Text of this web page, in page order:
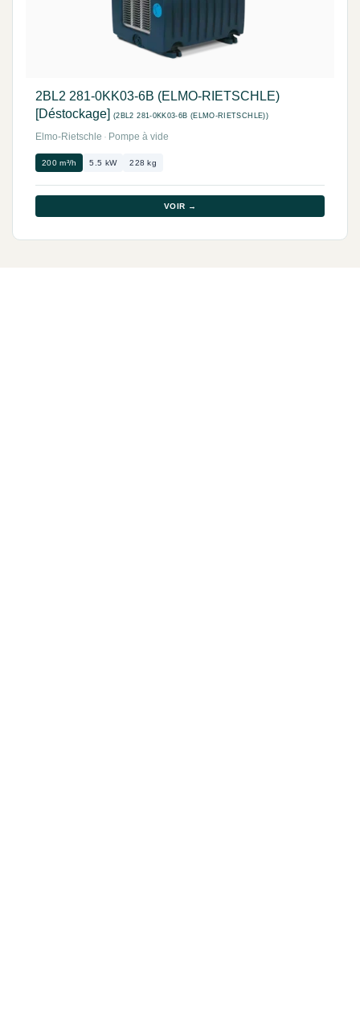
2BL2 281-0KK03-6B (ELMO-RIETSCHLE)
[Déstockage] (2BL2 281-0KK03-6B (ELMO-RIETSCHLE))
Elmo-Rietschle · Pompe à vide
200 m³/h 5.5 kW 228 kg
VOIR →